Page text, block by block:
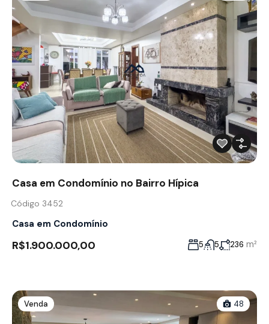
Casa em Condomínio no Bairro Hípica
Código 3452
Casa em Condomínio
R$1.900.000,00 5 5 236 m²
Venda 48